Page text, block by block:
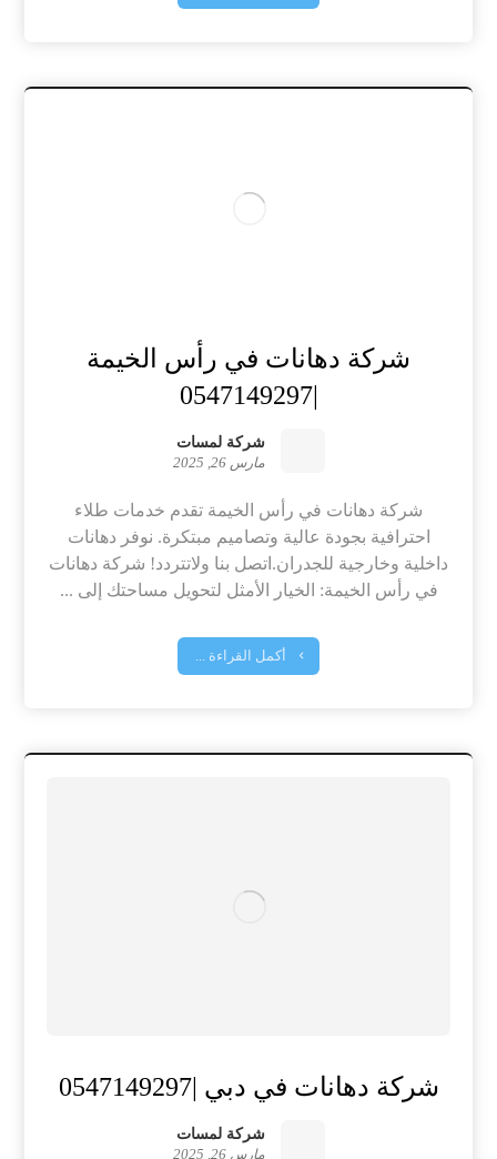
شركة دهانات في رأس الخيمة
|0547149297
شركة لمسات
مارس 26, 2025
شركة دهانات في رأس الخيمة تقدم خدمات طلاء
احترافية بجودة عالية وتصاميم مبتكرة. نوفر دهانات
داخلية وخارجية للجدران.اتصل بنا ولاتتردد! شركة دهانات
في رأس الخيمة: الخيار الأمثل لتحويل مساحتك إلى ...
أكمل القراءة ...
شركة دهانات في دبي |0547149297
شركة لمسات
مارس 26, 2025